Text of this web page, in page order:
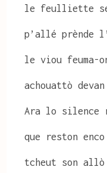
le feulliette
p’allé prènde
le viou feuma-
achouattò
Ara lo silence
que reston
tcheut son